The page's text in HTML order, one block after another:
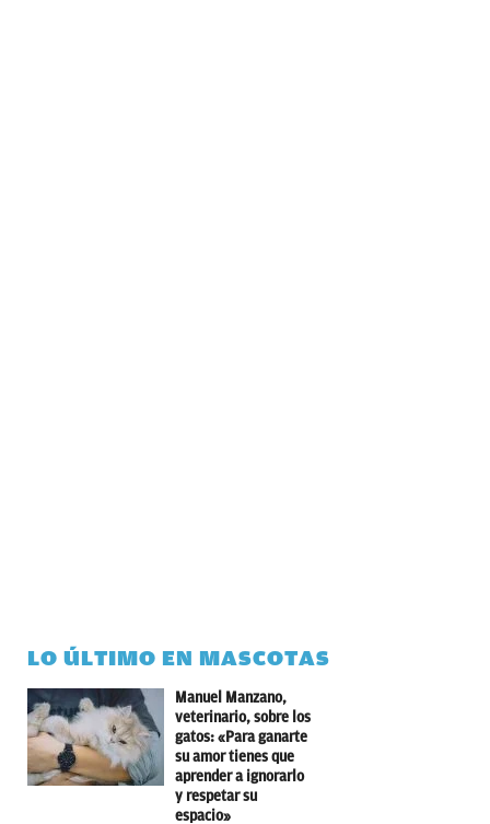
LO ÚLTIMO EN MASCOTAS
Manuel Manzano,
veterinario, sobre los
gatos: «Para ganarte
su amor tienes que
aprender a ignorarlo
y respetar su
espacio»